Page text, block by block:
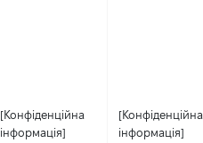
[Конфіденційна
інформація]
[Конфіденційна
інформація]